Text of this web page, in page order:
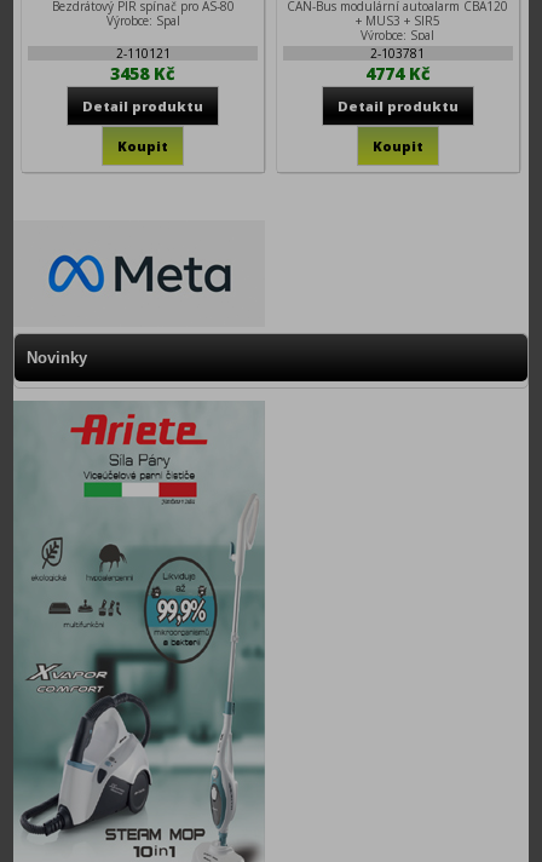
Bezdrátový PIR spínač pro AS-80
Výrobce: Spal
2-110121
3458 Kč
CAN-Bus modulární autoalarm CBA120
+ MUS3 + SIR5
Výrobce: Spal
2-103781
4774 Kč
Novinky